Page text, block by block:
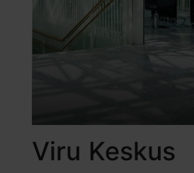
Viru Keskus